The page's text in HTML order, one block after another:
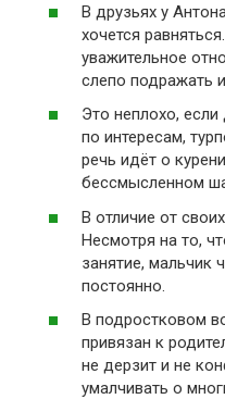
В друзьях у
хочется
уважительное
слепо подражать
Это неплохо, если
по интересам,
речь идёт о
бессмысленном
В отличие от
Несмотря на то,
занятие, мальчик
постоянно.
В подростковом
привязан к
не дерзит и не
умалчивать о